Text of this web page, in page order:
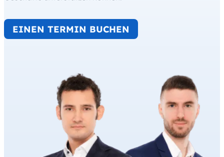
EINEN TERMIN BUCHEN